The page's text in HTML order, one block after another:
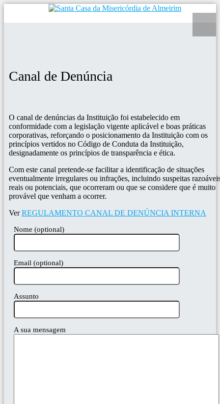
Canal de Denúncia
O canal de denúncias da Instituição foi estabelecido em
conformidade com a legislação vigente aplicável e boas práticas
corporativas, reforçando o posicionamento da Instituição com os
princípios vertidos no Código de Conduta da Instituição,
designadamente os princípios de transparência e ética.
Com este canal pretende-se facilitar a identificação de situações
eventualmente irregulares ou infrações, incluindo suspeitas
reais ou potenciais, que ocorreram ou que se considere que é muito
provável que venham a ocorrer.
VerREGULAMENTO CANAL DE DENÚNCIA INTERNA
Nome (optional)
Email (optional)
Assunto
A sua mensagem